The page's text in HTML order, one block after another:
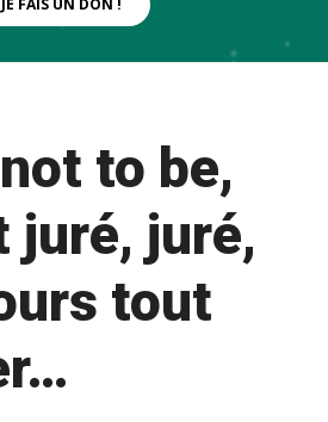
JE FAIS UN DON !
to be,
juré, juré,
tout